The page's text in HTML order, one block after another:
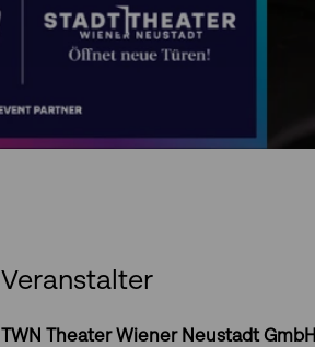
Veranstalter
TWN Theater Wiener Neustadt GmbH